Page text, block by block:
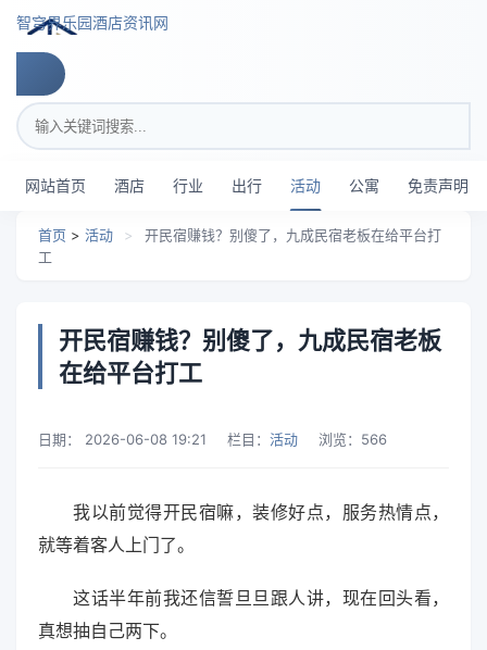
智穹界乐园酒店资讯网
搜索关键词
网站首页 酒店 行业 出行 活动 公寓 免责声明
首页 > 活动 >
开民宿赚钱？别傻了，九成民宿老板在给平台打
工
开民宿赚钱？别傻了，九成民宿老板
在给平台打工
日期： 2026-06-08 19:21 栏目： 活动 浏览： 566
我以前觉得开民宿嘛，装修好点，服务热情点，
就等着客人上门了。
这话半年前我还信誓旦旦跟人讲，现在回头看，
真想抽自己两下。